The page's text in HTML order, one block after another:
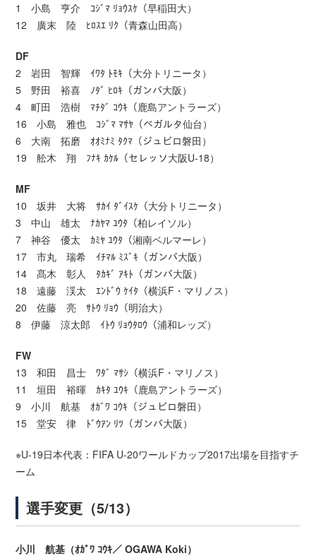
1 小島 亨介 ｺｼﾞﾏ ﾘｮｳｽｹ（早稲田大）
12 廣末 陸 ﾋﾛｽｴ ﾘｸ（青森山田高）
DF
2 岩田 智輝 ｲﾜﾀ ﾄﾓｷ（大分トリニータ）
5 野田 裕喜 ﾉﾀﾞ ﾋﾛｷ（ガンバ大阪）
4 町田 浩樹 ﾏﾁﾀﾞ ｺｳｷ（鹿島アントラーズ）
16 小島 雅也 ｺｼﾞﾏ ﾏｻﾔ（ベガルタ仙台）
6 大南 拓磨 ｵｵﾐﾅﾐ ﾀｸﾏ（ジュビロ磐田）
19 舩木 翔 ﾌﾅｷ ｶｹﾙ（セレッソ大阪U-18）
MF
10 坂井 大将 ｻｶｲ ﾀﾞｲｽｹ（大分トリニータ）
3 中山 雄太 ﾅｶﾔﾏ ﾕｳﾀ（柏レイソル）
7 神谷 優太 ｶﾐﾔ ﾕｳﾀ（湘南ベルマーレ）
17 市丸 瑞希 ｲﾁﾏﾙ ﾐｽﾞｷ（ガンバ大阪）
14 髙木 彰人 ﾀｶｷﾞ ｱｷﾄ（ガンバ大阪）
18 遠藤 渓太 ｴﾝﾄﾞｳ ｹｲﾀ（横浜F・マリノス）
20 佐藤 亮 ｻﾄｳ ﾘｮｳ（明治大）
8 伊藤 涼太郎 ｲﾄｳ ﾘｮｳﾀﾛｳ（浦和レッズ）
FW
13 和田 昌士 ﾜﾀﾞ ﾏｻｼ（横浜F・マリノス）
11 垣田 裕暉 ｶｷﾀ ﾕｳｷ（鹿島アントラーズ）
9 小川 航基 ｵｶﾞﾜ ｺｳｷ（ジュビロ磐田）
15 堂安 律 ﾄﾞｳｱﾝ ﾘﾂ（ガンバ大阪）
※U-19日本代表：FIFA U-20ワールドカップ2017出場を目指すチ
ーム
選手変更（5/13）
小川 航基（ｵｶﾞﾜ ｺｳｷ／ OGAWA Koki）